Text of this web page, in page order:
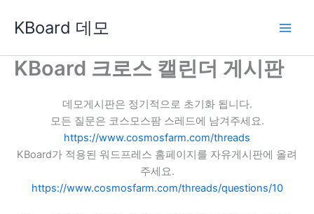
로
KBoard 데모
KBoard 크로스 캘린더 게시판
데모게시판은 정기적으로 초기화 됩니다.
모든 질문은 코스모스팜 스레드에 남겨주세요.
https://www.cosmosfarm.com/threads
KBoard가 적용된 워드프레스 홈페이지를 자유게시판에 올려
주세요.
https://www.cosmosfarm.com/threads/questions/10